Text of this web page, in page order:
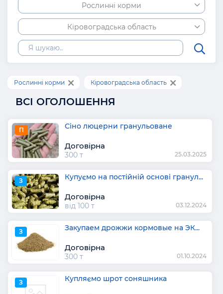
Рослинні корми
Кіровоградська область
Рослинні корми Кіровоградська область
ВСІ ОГОЛОШЕННЯ
П Сіно люцерни гранульоване
Договірна
300 т 25.03.2025
З Купуємо на постійній основі гранул...
Договірна
від 100 т 03.12.2024
З Закупаем дрожжи кормовые на ЭК...
Договірна
300 т 01.10.2024
З Купляємо шрот соняшника